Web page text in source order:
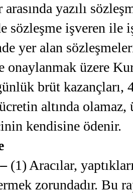
yazılı
sözleşme işveren ile
yer alan
onaylanmak üzere
brüt kazançları,
altında olamaz,
kendisine ödenir.
(1) Aracılar,
zorundadır. Bu